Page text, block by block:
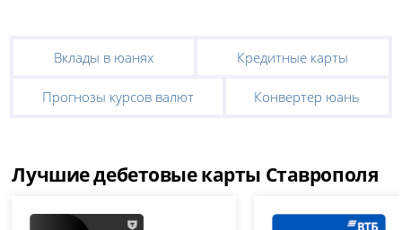
Вклады в юанях Кредитные карты
Прогнозы курсов валют Конвертер юань
Лучшие дебетовые карты Ставрополя